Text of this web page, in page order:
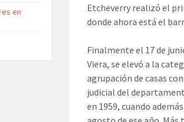
Etcheverry realizó el
donde ahora está el
Finalmente el 17 de
Viera, se elevó a la
agrupación de casas
judicial del
en 1959, cuando
en